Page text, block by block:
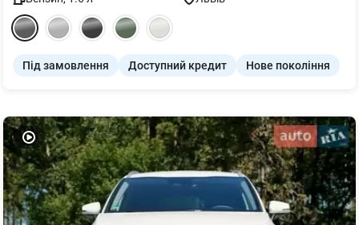
Під замовлення Доступний кредит Нове покоління